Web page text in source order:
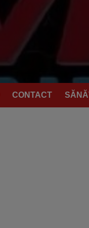
CONTACT